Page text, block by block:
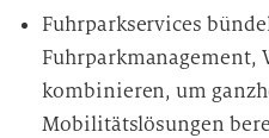
Fuhrparkservices
Fuhrparkmanagement,
kombinieren, um
Mobilitätslösungen